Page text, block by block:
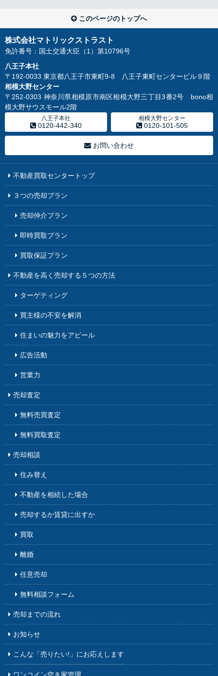
このページのトップへ
株式会社マトリックストラスト
免許番号：国土交通大臣（1）第10796号
八王子本社
〒192-0033 東京都八王子市東町9-8 八王子東町センタービル９階
相模大野センター
〒252-0303 神奈川県相模原市南区相模大野三丁目3番2号 bono相
模大野サウスモール2階
八王子本社
0120-442-340
相模大野センター
0120-101-505
お問い合わせ
不動産買取センタートップ
３つの売却プラン
売却仲介プラン
即時買取プラン
買取保証プラン
不動産を高く売却する５つの方法
ターゲティング
買主様の不安を解消
住まいの魅力をアピール
広告活動
営業力
売却査定
無料売買査定
無料買取査定
売却相談
住み替え
不動産を相続した場合
売却するか賃貸に出すか
買取
離婚
任意売却
無料相談フォーム
売却までの流れ
お知らせ
こんな「売りたい!」にお応えします
ワンコイン空き家管理